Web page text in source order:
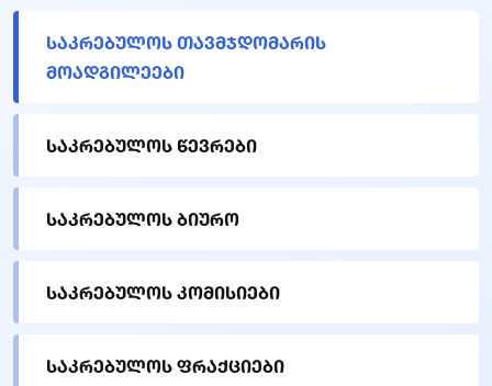
საკრებულოს თავმჯდომარის
მოადგილეები
საკრებულოს წევრები
საკრებულოს ბიურო
საკრებულოს კომისიები
საკრებულოს ფრაქციები